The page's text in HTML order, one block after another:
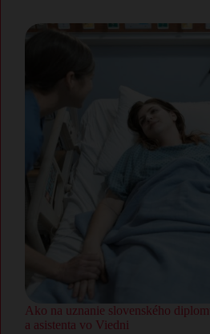
Ako na uznanie slovenského
a asistenta vo Viedni